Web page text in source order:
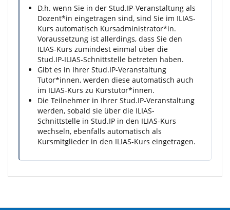
D.h. wenn Sie in der Stud.IP-Veranstaltung als
Dozent*in eingetragen sind, sind Sie im ILIAS-
Kurs automatisch Kursadministrator*in.
Voraussetzung ist allerdings, dass Sie den
ILIAS-Kurs zumindest einmal über die
Stud.IP-ILIAS-Schnittstelle betreten haben.
Gibt es in Ihrer Stud.IP-Veranstaltung
Tutor*innen, werden diese automatisch auch
im ILIAS-Kurs zu Kurstutor*innen.
Die Teilnehmer in Ihrer Stud.IP-Veranstaltung
werden, sobald sie über die ILIAS-
Schnittstelle in Stud.IP in den ILIAS-Kurs
wechseln, ebenfalls automatisch als
Kursmitglieder in den ILIAS-Kurs eingetragen.